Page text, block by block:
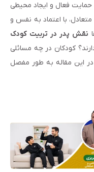
حمایت فعال و ایجاد محیطی
با اعتماد به نفس و
نقش پدر در تربیت کودک
کودکان در چه مسائلی
در این مقاله به طور مفصل